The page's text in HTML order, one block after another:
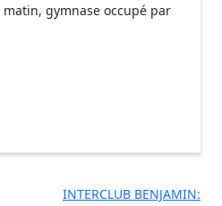
matin, gymnase occupé par
INTERCLUB BENJAMIN: